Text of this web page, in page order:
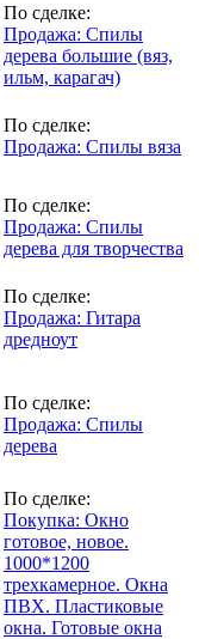
По сделке:
Продажа: Спилы
дерева большие (вяз,
ильм, карагач)
По сделке:
Продажа: Спилы вяза
По сделке:
Продажа: Спилы
дерева для творчества
По сделке:
Продажа: Гитара
дредноут
По сделке:
Продажа: Спилы
дерева
По сделке:
Покупка: Окно
готовое, новое.
1000*1200
трехкамерное. Окна
ПВХ. Пластиковые
окна. Готовые окна